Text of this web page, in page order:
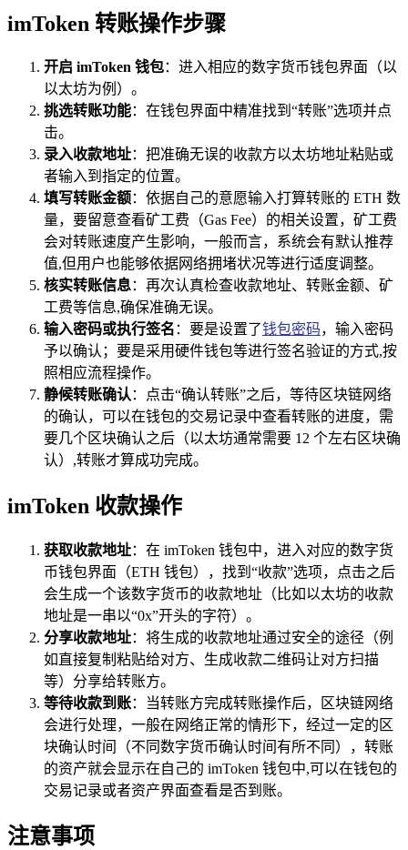
imToken 转账操作步骤
开启 imToken 钱包：进入相应的数字货币钱包界面（以
以太坊为例）。
挑选转账功能：在钱包界面中精准找到“转账”选项并点
击。
录入收款地址：把准确无误的收款方以太坊地址粘贴或
者输入到指定的位置。
填写转账金额：依据自己的意愿输入打算转账的 ETH 数
量，要留意查看矿工费（Gas Fee）的相关设置，矿工费
会对转账速度产生影响，一般而言，系统会有默认推荐
值,但用户也能够依据网络拥堵状况等进行适度调整。
核实转账信息：再次认真检查收款地址、转账金额、矿
工费等信息,确保准确无误。
输入密码或执行签名 ：要是设置了钱包密码，输入密码
予以确认；要是采用硬件钱包等进行签名验证的方式,按
照相应流程操作。
静候转账确认：点击“确认转账”之后，等待区块链网络
的确认，可以在钱包的交易记录中查看转账的进度，需
要几个区块确认之后（以太坊通常需要 12 个左右区块确
认）,转账才算成功完成。
imToken 收款操作
获取收款地址：在 imToken 钱包中，进入对应的数字货
币钱包界面（ETH 钱包），找到“收款”选项，点击之后
会生成一个该数字货币的收款地址（比如以太坊的收款
地址是一串以“0x”开头的字符）。
分享收款地址：将生成的收款地址通过安全的途径（例
如直接复制粘贴给对方、生成收款二维码让对方扫描
等）分享给转账方。
等待收款到账：当转账方完成转账操作后，区块链网络
会进行处理，一般在网络正常的情形下，经过一定的区
块确认时间（不同数字货币确认时间有所不同），转账
的资产就会显示在自己的 imToken 钱包中,可以在钱包的
交易记录或者资产界面查看是否到账。
注意事项